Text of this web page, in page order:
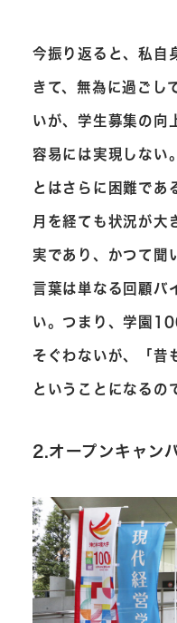
今振り返ると、私自
きて、無為に過ごし
いが、学生募集の向
容易には実現しない
とはさらに困難であ
月を経ても状況が大
実であり、かつて聞
言葉は単なる回顧バ
い。つまり、学園
そぐわないが、「昔
ということになるの
2.オープンキャン